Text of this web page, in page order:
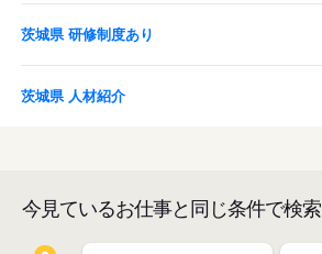
茨城県 研修制度あり
茨城県 人材紹介
今見ているお仕事と同じ条件で検索